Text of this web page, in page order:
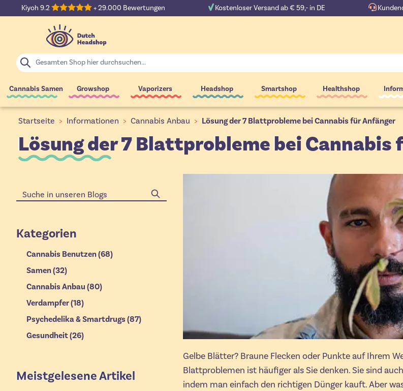
Zum Inhalt springen
Cannabis Samen Growshop Vaporizers Headshop Smartshop Healthshop
Suche
Kiyoh 9.2 + 29.000 Bewertungen Kostenloser Versand ab € 59,- in DE
Startseite > Informationen > Cannabis Anbau > Lösung der 7 Blattprobleme bei Cannabis für Anfänger
Lösung der 7 Blattprobleme bei Cannabis
Gelbe Blätter? Braune Flecken oder Punkte auf Ihrem
Blattproblemen ist häufiger als Sie denken. Sie sind
indem man einfach den richtigen Dünger kauft. Aber
Kategorien
Cannabis Benutzen(68)
Samen(32)
Cannabis Anbau (80)
Verdampfer(18)
Psychedelika & Smartdrugs (87)
Gesundheit(26)
Meistgelesene Artikel